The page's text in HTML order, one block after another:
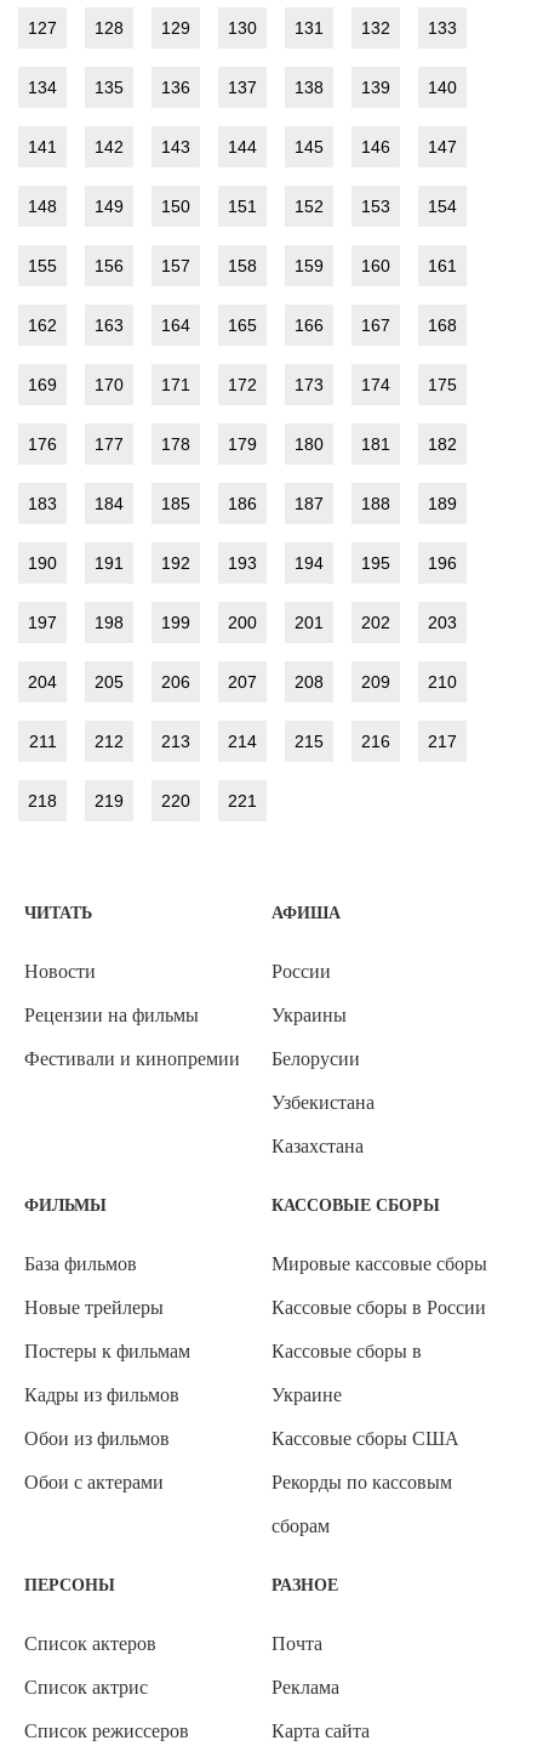
127 128 129 130 131 132 133
134 135 136 137 138 139 140
141 142 143 144 145 146 147
148 149 150 151 152 153 154
155 156 157 158 159 160 161
162 163 164 165 166 167 168
169 170 171 172 173 174 175
176 177 178 179 180 181 182
183 184 185 186 187 188 189
190 191 192 193 194 195 196
197 198 199 200 201 202 203
204 205 206 207 208 209 210
211 212 213 214 215 216 217
218 219 220 221
ЧИТАТЬ
Новости
Рецензии на фильмы
Фестивали и кинопремии
АФИША
России
Украины
Белорусии
Узбекистана
Казахстана
ФИЛЬМЫ
База фильмов
Новые трейлеры
Постеры к фильмам
Кадры из фильмов
Обои из фильмов
Обои с актерами
КАССОВЫЕ СБОРЫ
Мировые кассовые сборы
Кассовые сборы в России
Кассовые сборы в
Украине
Кассовые сборы США
Рекорды по кассовым
сборам
ПЕРСОНЫ
Список актеров
Список актрис
Список режиссеров
РАЗНОЕ
Почта
Реклама
Карта сайта